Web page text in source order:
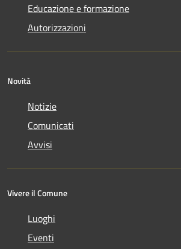
Educazione e formazione
Autorizzazioni
Novità
Notizie
Comunicati
Avvisi
Vivere il Comune
Luoghi
Eventi